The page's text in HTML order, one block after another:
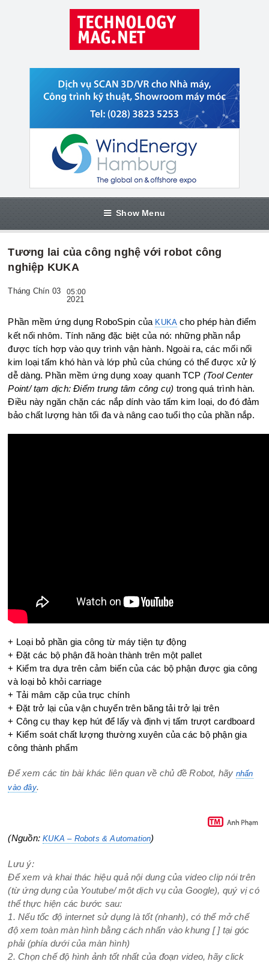
Show Menu
Tương lai của công nghệ với robot công
nghiệp KUKA
Tháng Chín 03 05:00
2021
Phần mềm ứng dụng RoboSpin của KUKA cho phép hàn điểm
kết nối nhôm. Tính năng đặc biệt của nó: những phần nắp
được tích hợp vào quy trình vận hành. Ngoài ra, các mối nối
kim loại tấm khó hàn và lớp phủ của chúng có thể được xử lý
dễ dàng. Phần mềm ứng dụng xoay quanh TCP (Tool Center
Point/ tạm dịch: Điểm trung tâm công cụ) trong quá trình hàn.
Điều này ngăn chặn các nắp dính vào tấm kim loại, do đó đảm
bảo chất lượng hàn tối đa và nâng cao tuổi thọ của phần nắp.
+ Loại bỏ phần gia công từ máy tiện tự động
+ Đặt các bộ phận đã hoàn thành trên một pallet
+ Kiểm tra dựa trên cảm biến của các bộ phận được gia công
và loại bỏ khỏi carriage
+ Tải mâm cặp của trục chính
+ Đặt trở lại của vận chuyển trên băng tải trở lại trên
+ Công cụ thay kẹp hút để lấy và định vị tấm trượt cardboard
+ Kiểm soát chất lượng thường xuyên của các bộ phận gia
công thành phẩm
Để xem các tin bài khác liên quan về chủ đề Robot, hãy nhấn
vào đây.
(Nguồn:KUKA – Robots & Automation)
Lưu ý:
Để xem và khai thác hiệu quả nội dung của video clip nói trên
(từ ứng dụng của Youtube/ một dịch vụ của Google), quý vị có
thể thực hiện các bước sau:
1. Nếu tốc độ internet sử dụng là tốt (nhanh), có thể mở chế
độ xem toàn màn hình bằng cách nhấn vào khung [ ] tại góc
phải (phía dưới của màn hình)
2. Chọn chế độ hình ảnh tốt nhất của đoạn video, hãy click